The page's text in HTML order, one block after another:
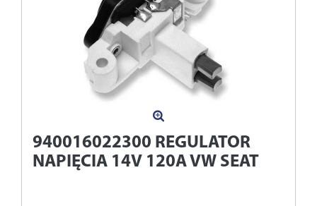
940016022300 REGULATOR
NAPIĘCIA 14V 120A VW SEAT